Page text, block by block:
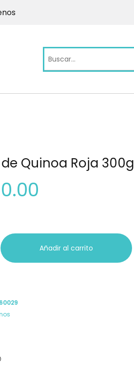
Quinoa Roja 300g
Añadir al carrito